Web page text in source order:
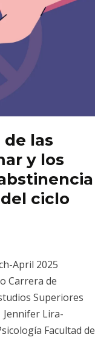
las
y los
ciclo
April 2025
Carrera de
Superiores
Jennifer Lira-
Facultad de